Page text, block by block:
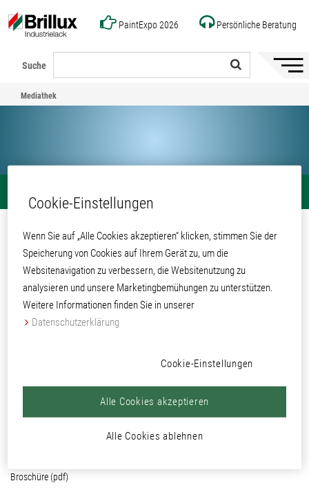
PaintExpo 2026 Persönliche Beratung
Suche
Mediathek
Brandschutzprüfung 593X DB - Stahl
für 0183a
Mediathek Produkte und Systeme Pulverlacke
Decklacke
Anti-Graffiti
Chemische Vorbehandlung; Zinkphosphatierung. Premium-Polyesterpulver
593x, Art.-Nr.: 5930.-.5010 - TSD: 100 - 120μm.
Broschüre (pdf)
Cookie-Einstellungen
Wenn Sie auf „Alle Cookies akzeptieren“ klicken, stimmen Sie der
Speicherung von Cookies auf Ihrem Gerät zu, um die
Websitenavigation zu verbessern, die Websitenutzung zu
analysieren und unsere Marketingbemühungen zu unterstützen.
Weitere Informationen finden Sie in unserer
Datenschutzerklärung
Cookie-Einstellungen
Alle Cookies ablehnen
Alle Cookies akzeptieren